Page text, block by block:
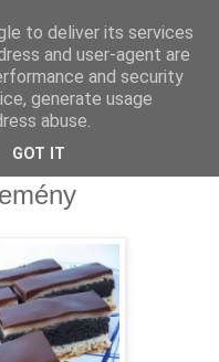
to deliver its services
and user-agent are
and security
generate usage
abuse.
GOT IT